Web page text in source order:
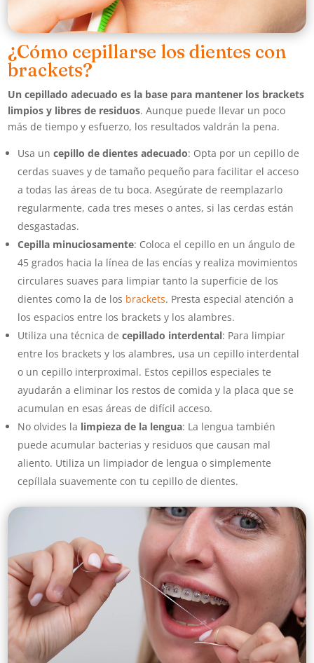
¿Cómo cepillarse los dientes con
brackets?
Un cepillado adecuado es la base para mantener los brackets
limpios y libres de residuos. Aunque puede llevar un poco
más de tiempo y esfuerzo, los resultados valdrán la pena.
Usa uncepillo de dientes adecuado: Opta por un cepillo de
cerdas suaves y de tamaño pequeño para facilitar el acceso
a todas las áreas de tu boca. Asegúrate de reemplazarlo
regularmente, cada tres meses o antes, si las cerdas están
desgastadas.
Cepilla minuciosamente: Coloca el cepillo en un ángulo de
45 grados hacia la línea de las encías y realiza movimientos
circulares suaves para limpiar tanto la superficie de los
dientes como la de los brackets. Presta especial atención a
los espacios entre los brackets y los alambres.
Utiliza una técnica decepillado interdental: Para limpiar
entre los brackets y los alambres, usa un cepillo interdental
o un cepillo interproximal. Estos cepillos especiales te
ayudarán a eliminar los restos de comida y la placa que se
acumulan en esas áreas de difícil acceso.
No olvides la limpieza de la lengua: La lengua también
puede acumular bacterias y residuos que causan mal
aliento. Utiliza un limpiador de lengua o simplemente
cepíllala suavemente con tu cepillo de dientes.